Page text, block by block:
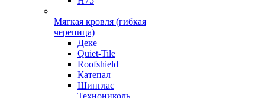
Мягкая кровля (гибкая
черепица)
Деке
Quiet-Tile
Roofshield
Катепал
Шинглас
Технониколь